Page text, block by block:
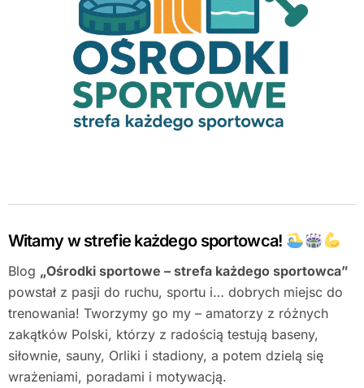
Witamy w strefie każdego sportowca!
Blog „Ośrodki sportowe – strefa każdego sportowca”
powstał z pasji do ruchu, sportu i… dobrych miejsc do
trenowania! Tworzymy go my – amatorzy z różnych
zakątków Polski, którzy z radością testują baseny,
siłownie, sauny, Orliki i stadiony, a potem dzielą się
wrażeniami, poradami i motywacją.